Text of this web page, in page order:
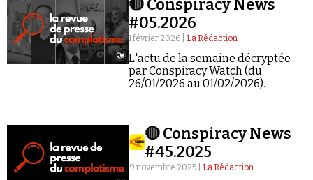
🔴 Conspiracy News
#05.2026
1 février 2026 | La Rédaction
L'actu de la semaine décryptée
par Conspiracy Watch (du
26/01/2026 au 01/02/2026).
🔴 Conspiracy News
#45.2025
9 novembre 2025 | La Rédaction